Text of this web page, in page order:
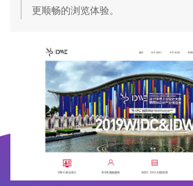
更顺畅的浏览体验。